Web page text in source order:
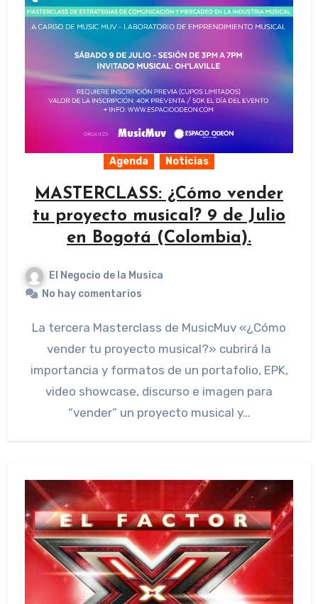
Agenda Noticias
MASTERCLASS: ¿Cómo vender
tu proyecto musical? 9 de Julio
en Bogotá (Colombia).
El Negocio de la Musica
No hay comentarios
La tercera Masterclass de MusicMuv «¿Cómo
vender tu proyecto musical?» cubrirá la
importancia y formatos de un portafolio, EPK,
video showcase, discurso e imagen para
“vender” un proyecto musical y…